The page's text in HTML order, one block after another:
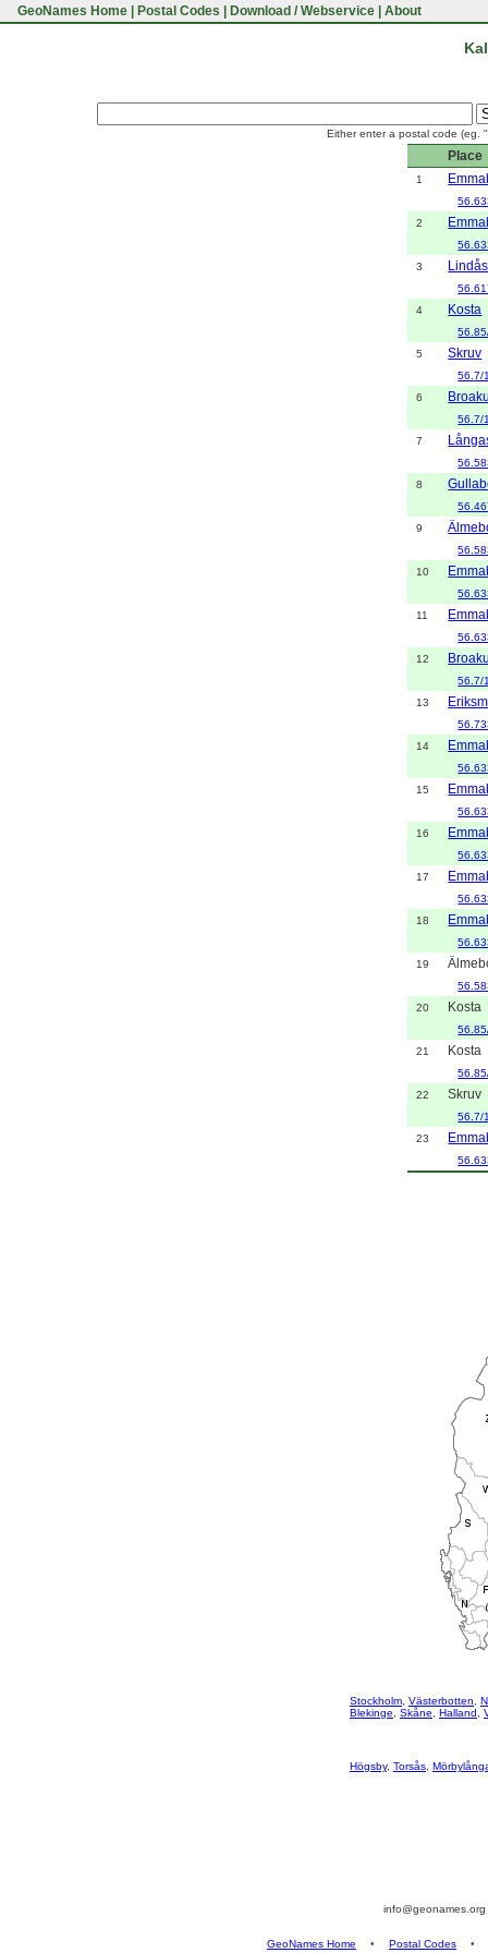
GeoNames Home Postal Codes Download / Webservice About
Either enter a postal code (eg.
Place
1
2
3
Lindås
4
Kosta
5
Skruv
56.7/
6
56.7/
7
8
9
10
11
12
56.7/
13
14
15
16
17
18
19
20
Kosta
21
Kosta
22
Skruv
56.7/
23
Stockholm Västerbotten
Blekinge
Skåne Halland
Högsby, Torsås
info@geonames.org
GeoNames Home • Postal Codes •